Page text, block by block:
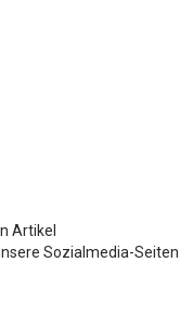
Artikel
Sozialmedia-Seiten